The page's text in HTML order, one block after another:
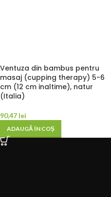
Ventuza din bambus pentru
masaj (cupping therapy) 5-6
cm (12 cm inaltime), natur
(Italia)
90,47 lei
ADAUGĂ ÎN COȘ